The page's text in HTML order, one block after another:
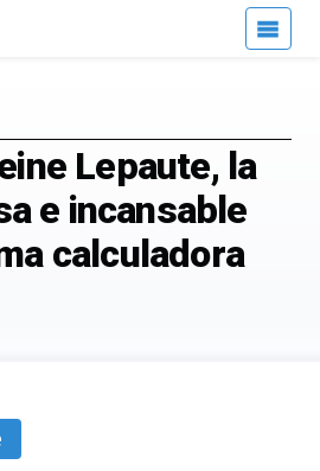
Lepaute, la
e incansable
calculadora